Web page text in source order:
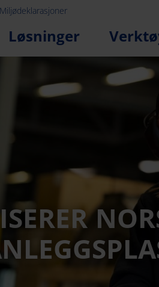
Miljødeklarasjoner
Løsninger